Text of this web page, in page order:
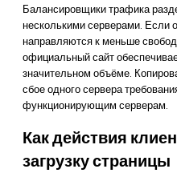
Балансировщики трафика
несколькими серверами. Если
направляются к меньше
официальный сайт
значительном объёме.
сбое одного сервера
функционирующим серверам.
Как действия
загрузку страницы